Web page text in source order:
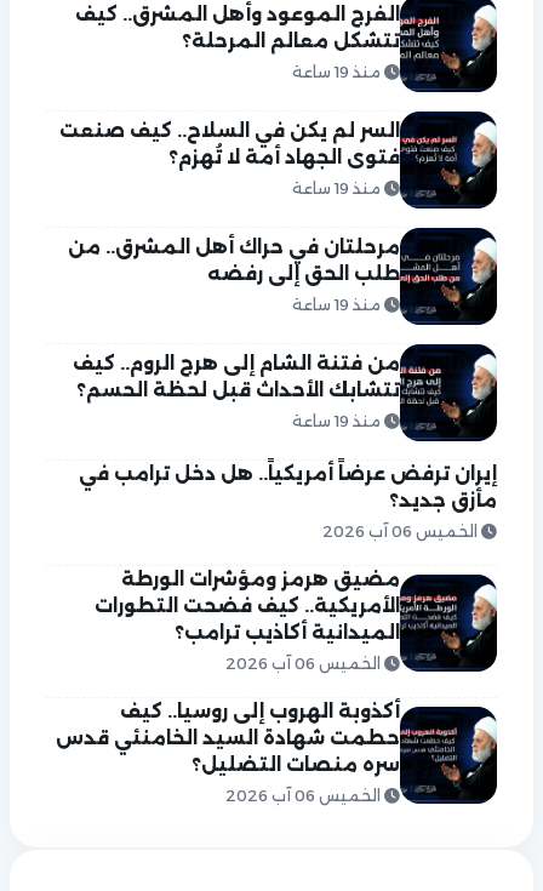
الفرج الموعود وأهل المشرق.. كيف
تتشكل معالم المرحلة؟
منذ 19 ساعة
السر لم يكن في السلاح.. كيف صنعت
فتوى الجهاد أمة لا تُهزم؟
منذ 19 ساعة
مرحلتان في حراك أهل المشرق.. من
طلب الحق إلى رفضه
منذ 19 ساعة
من فتنة الشام إلى هرج الروم.. كيف
تتشابك الأحداث قبل لحظة الحسم؟
منذ 19 ساعة
إيران ترفض عرضاً أمريكياً.. هل دخل ترامب في
مأزق جديد؟
الخميس 06 آب 2026
مضيق هرمز ومؤشرات الورطة
الأمريكية.. كيف فضحت التطورات
الميدانية أكاذيب ترامب؟
الخميس 06 آب 2026
أكذوبة الهروب إلى روسيا.. كيف
حطمت شهادة السيد الخامنئي قدس
سره منصات التضليل؟
الخميس 06 آب 2026